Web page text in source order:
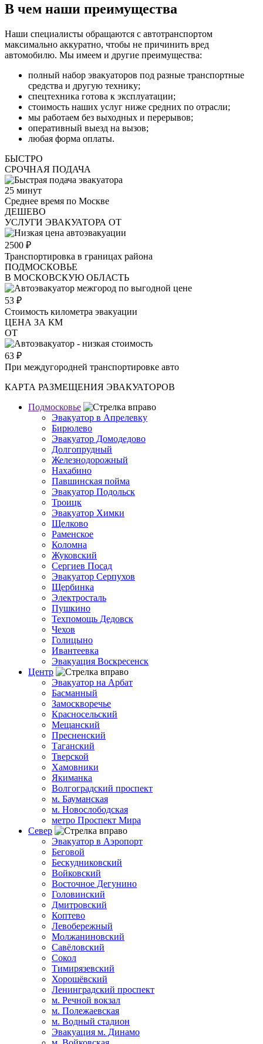
В чем наши преимущества
Наши специалисты обращаются с автотранспортом
максимально аккуратно, чтобы не причинить вред
автомобилю. Мы имеем и другие преимущества:
полный набор эвакуаторов под разные транспортные
средства и другую технику;
спецтехника готова к эксплуатации;
стоимость наших услуг ниже средних по отрасли;
мы работаем без выходных и перерывов;
оперативный выезд на вызов;
любая форма оплаты.
БЫСТРО
СРОЧНАЯ ПОДАЧА
25 минут
Среднее время по Москве
ДЕШЕВО
УСЛУГИ ЭВАКУАТОРА ОТ
2500 ₽
Транспортировка в границах района
ПОДМОСКОВЬЕ
В МОСКОВСКУЮ ОБЛАСТЬ
53 ₽
Стоимость километра эвакуации
ЦЕНА ЗА КМ
ОТ
63 ₽
При междугородней транспортировке авто
КАРТА РАЗМЕЩЕНИЯ ЭВАКУАТОРОВ
Подмосковье
Эвакуатор в Апрелевку
Бирюлево
Эвакуатор Домодедово
Долгопрудный
Железнодорожный
Нахабино
Павшинская пойма
Эвакуатор Подольск
Троицк
Эвакуатор Химки
Щелково
Раменское
Коломна
Жуковский
Сергиев Посад
Эвакуатор Серпухов
Щербинка
Электросталь
Пушкино
Техпомощь Дедовск
Чехов
Голицыно
Ивантеевка
Эвакуация Воскресенск
Центр
Эвакуатор на Арбат
Басманный
Замоскворечье
Красносельский
Мещанский
Пресненский
Таганский
Тверской
Хамовники
Якиманка
Волгоградский проспект
м. Бауманская
м. Новослободская
метро Проспект Мира
Север
Эвакуатор в Аэропорт
Беговой
Бескудниковский
Войковский
Восточное Дегунино
Головинский
Дмитровский
Коптево
Левобережный
Молжаниновский
Савёловский
Сокол
Тимирязевский
Хорошёвский
Ленинградский проспект
м. Речной вокзал
м. Полежаевская
м. Водный стадион
Эвакуация м. Динамо